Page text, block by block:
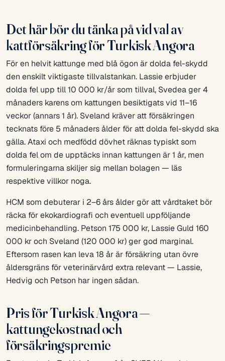
Det här bör du tänka på vid val av
kattförsäkring för Turkisk Angora
För en helvit kattunge med blå ögon är dolda fel-skydd
den enskilt viktigaste tillvalstankan. Lassie erbjuder
dolda fel upp till 10 000 kr/år som tillval, Svedea ger 4
månaders karens om kattungen besiktigats vid 11–16
veckor (annars 1 år). Sveland kräver att försäkringen
tecknats före 5 månaders ålder för att dolda fel-skydd ska
gälla. Ataxi och medfödd dövhet räknas typiskt som
dolda fel om de upptäcks innan kattungen är 1 år, men
formuleringarna skiljer sig mellan bolagen — läs
respektive villkor noga.
HCM som debuterar i 2–6 års ålder gör att vårdtaket bör
räcka för ekokardiografi och eventuell uppföljande
medicinbehandling. Petson 175 000 kr, Lassie Guld 160
000 kr och Sveland (120 000 kr) ger god marginal.
Eftersom rasen kan leva 18 år är försäkring utan övre
åldersgräns för veterinärvård extra relevant — Lassie,
Hedvig och Petson har ingen sådan.
Pris för Turkisk Angora —
kattungekostnad och
försäkringspremie